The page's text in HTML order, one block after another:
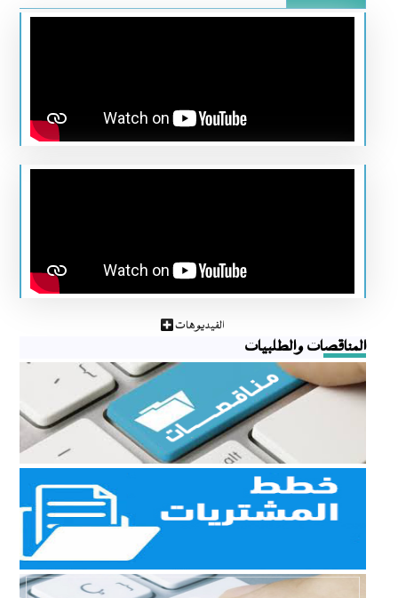
الفيديوهات
المناقصات والطلبيات
مناقصات